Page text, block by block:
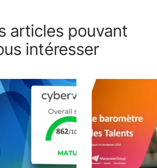
articles pouvant
intéresser